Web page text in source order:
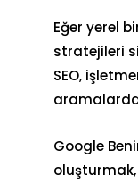
Eğer yerel
stratejileri
SEO,
Google